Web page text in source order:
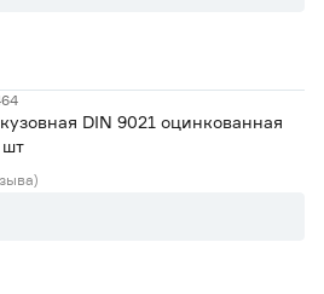
DIN 9021 оцинкованная